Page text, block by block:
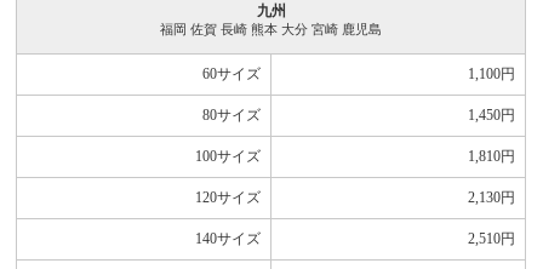
九州
福岡 佐賀 長崎 熊本 大分 宮崎 鹿児島
60サイズ 1,100円
80サイズ 1,450円
100サイズ 1,810円
120サイズ 2,130円
140サイズ 2,510円